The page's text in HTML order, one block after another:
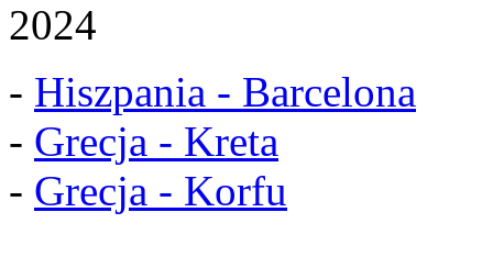
2024
- Hiszpania - Barcelona
- Grecja - Kreta
- Grecja - Korfu